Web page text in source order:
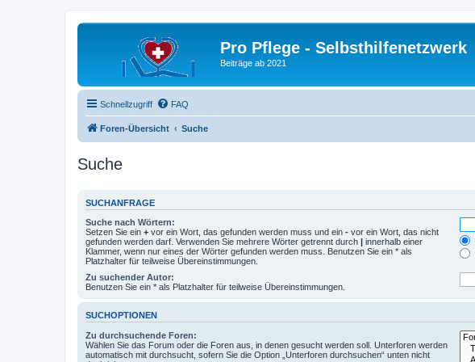
Pro Pflege - Selbsthilfenetzwerk
Beiträge ab 2021
Schnellzugriff FAQ
Foren-Übersicht Suche
Suche
SUCHANFRAGE
Suche nach Wörtern:
Setzen Sie ein + vor ein Wort, das gefunden werden muss und ein - vor ein Wort, das nicht
gefunden werden darf. Verwenden Sie mehrere Wörter getrennt durch | innerhalb einer
Klammer, wenn nur eines der Wörter gefunden werden muss. Benutzen Sie ein * als
Platzhalter für teilweise Übereinstimmungen.
Zu suchender Autor:
Benutzen Sie ein * als Platzhalter für teilweise Übereinstimmungen.
SUCHOPTIONEN
Zu durchsuchende Foren:
Wählen Sie das Forum oder die Foren aus, in denen gesucht werden soll. Unterforen werden
automatisch mit durchsucht, sofern Sie die Option „Unterforen durchsuchen“ unten nicht